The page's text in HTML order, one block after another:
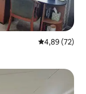
Évaluation
4,89 (72)